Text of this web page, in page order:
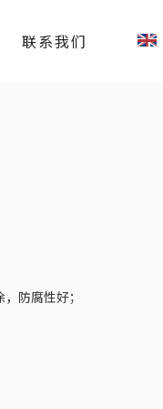
联系我们
防腐性好；